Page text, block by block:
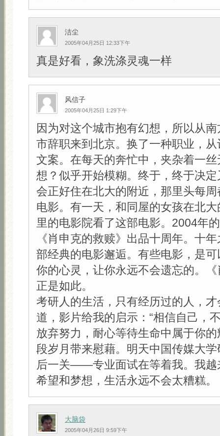
洁尘
2005年04月25日 12:33下午
真是好看，象洗涤灵魂一样
风信子
2005年04月25日 1:29下午
因为对这个城市抱有幻想，所以从
市辞职来到北京。换了一种职业，
文案。在每天的奔忙中，夹杂着一
想？似乎开始模糊。终于，终于决
会正好住在北大的附近，那里头每
电影。有一天，和同屋的女孩在北
里的电影院看了这部电影。2004年
《肖申克的救赎》出品十周年。十
部经典的电影邂逅。有些电影，是
你的心灵，让你永远不会遗忘的。
正是如此。
考研人的生活，只有经历过的人，
道，影片给我的启示：“相信自己，
放弃努力，耐心等待生命中属于你的
段岁月带来慰藉。明天中国传媒大
后一关——专业面试在等着我。我越
希望和梦想，生活永远不会太糟糕。
大脑袋
2005年04月26日 9:59下午